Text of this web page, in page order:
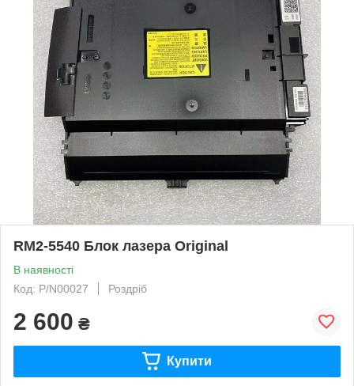
RM2-5540 Блок лазера Original
В наявності
Код: P/N00027
Роздріб
2 600 ₴
Купити